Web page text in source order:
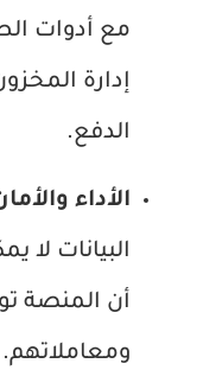
مع أدوات
إدارة
الدفع.
الأداء
البيانات لا
أن المنصة
ومعاملاتهم.